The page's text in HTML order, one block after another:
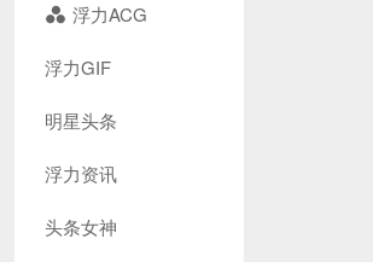
浮力ACG
浮力GIF
明星头条
浮力资讯
头条女神